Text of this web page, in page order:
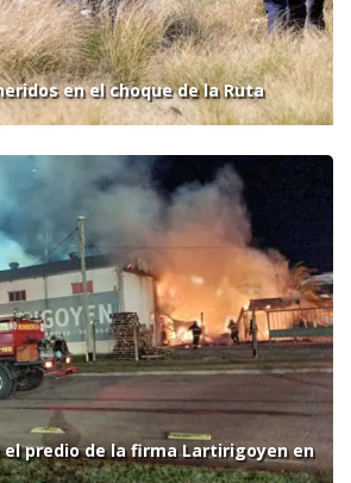
en el choque de la Ruta
el predio de la firma Lartirigoyen en